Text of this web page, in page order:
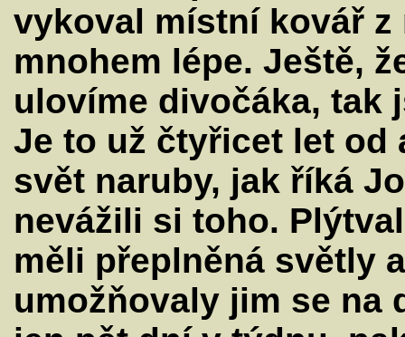
vykoval místní kovář
mnohem lépe. Ještě,
ulovíme divočáka, tak
Je to už čtyřicet let od
svět naruby, jak říká
nevážili si toho.
měli přeplněná světly
umožňovaly jim se na